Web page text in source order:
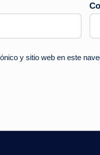
y sitio web en este